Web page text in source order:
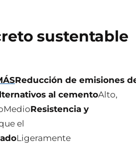
sustentable
Reducción de emisiones
al cementoAlto,
Resistencia y
el
Ligeramente